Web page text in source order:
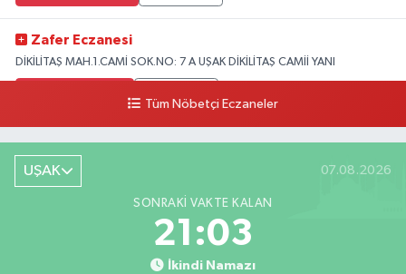
Zafer Eczanesi
DİKİLİTAŞ MAH.1.CAMİ SOK.NO: 7 A UŞAK DİKİLİTAŞ CAMİİ YANI
Tüm Nöbetçi Eczaneler
UŞAK 07.08.2026
SONRAKI VAKTE KALAN
21:02
İkindi Namazı